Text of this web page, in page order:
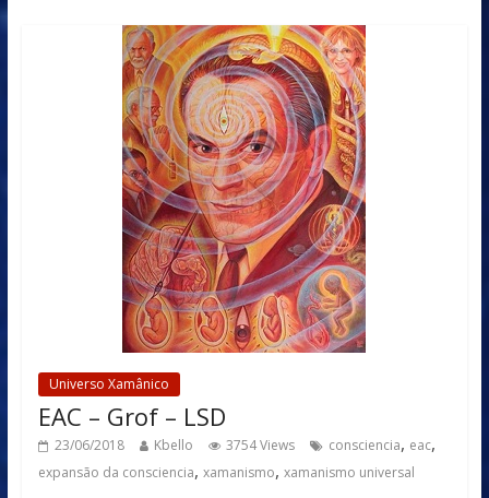
Universo Xamânico
EAC – Grof – LSD
23/06/2018 Kbello 3754 Views consciencia, eac,
expansão da consciencia, xamanismo, xamanismo universal